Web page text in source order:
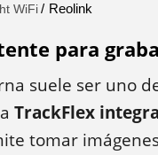
WiFi Reolink
para
suele ser uno
TrackFlex
tomar